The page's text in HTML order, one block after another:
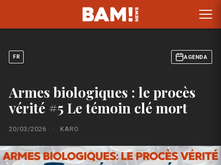
FR AGENDA
Armes biologiques : le procès
vérité #5 Le témoin clé mort
20/03/2026 · KARO